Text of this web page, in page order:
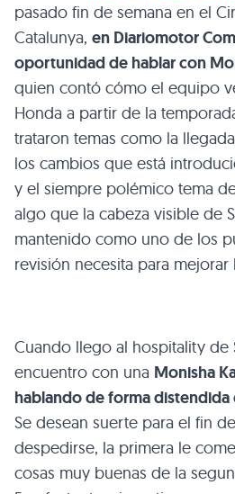
pasado fin de semana en el
Catalunya, en Diariomotor
oportunidad de hablar con
quien contó cómo el equipo
Honda a partir de la
trataron temas como la
los cambios que está
y el siempre polémico tema
algo que la cabeza visible de
mantenido como uno de los
revisión necesita para mejorar
Cuando llego al hospitality de
encuentro con una Monisha
hablando de forma distendida
Se desean suerte para el fin
despedirse, la primera le
cosas muy buenas de la